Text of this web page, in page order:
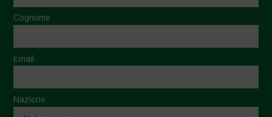
Cognome
Email
Nazione